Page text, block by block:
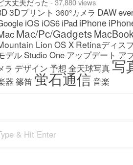
大丈夫だった - 37,880 views
3Dプリント 360°カメラ DAW
iOS iOS6 iPad iPhone
Mac/Pc/Gadgets
Lion OS X Retinaディス
デル Studio One アップデート ア
ラ デザイン 予想 全天球写真写
器 篠笛 蛍石通信音楽